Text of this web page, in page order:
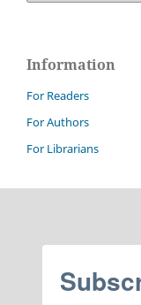
Information
For Readers
For Authors
For Librarians